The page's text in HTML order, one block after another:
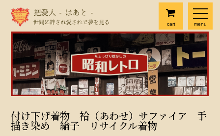
menu
cart
付け下げ着物 袷（あわせ）サファイア 手
描き染め 綸子 リサイクル着物